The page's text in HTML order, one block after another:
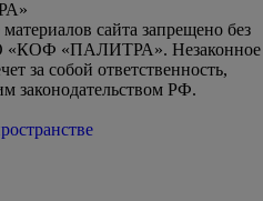
сайта запрещено без
«КОФ «ПАЛИТРА». Незаконное
за собой ответственность,
законодательством РФ.